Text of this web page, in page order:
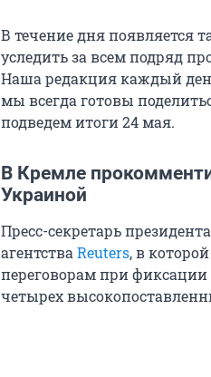
В течение дня появляется
уследить за всем подряд
Наша редакция каждый
мы всегда готовы
подведем итоги 24 мая.
В Кремле
Украиной
Пресс-секретарь
агентства Reuters, в
переговорам при
четырех